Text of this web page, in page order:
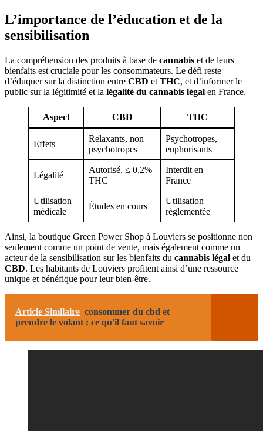
L’importance de l’éducation et de la
sensibilisation
La compréhension des produits à base de cannabis et de leurs
bienfaits est cruciale pour les consommateurs. Le défi reste
d’éduquer sur la distinction entre CBD et THC, et d’informer le
public sur la légitimité et la légalité du cannabis légal en France.
Aspect CBD THC
Effets
Relaxants, non
psychotropes
Psychotropes,
euphorisants
Légalité
Autorisé, ≤ 0,2%
THC
Interdit en
France
Utilisation
médicale
Études en cours
Utilisation
réglementée
Ainsi, la boutique Green Power Shop à Louviers se positionne non
seulement comme un point de vente, mais également comme un
acteur de la sensibilisation sur les bienfaits du cannabis légal et du
CBD. Les habitants de Louviers profitent ainsi d’une ressource
unique et bénéfique pour leur bien-être.
Article Similaire consommer du cbd et
prendre le volant : ce qu'il faut savoir